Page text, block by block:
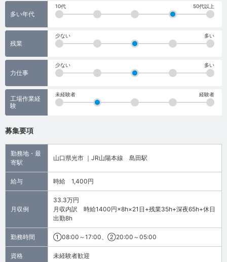
多い年代
10代 50代以上
残業
少ない 多い
力仕事
少ない 多い
工場作業経
験
未経験者 経験者
募集要項
勤務地・最
寄駅
山口県光市 ｜JR山陽本線 島田駅
給与 時給 1,400円
月収例
33.3万円
月収内訳 時給1400円×8h×21日+残業35h+深夜65h+休日
出勤8h
勤務時間 ①08:00～17:00、②20:00～05:00
資格 未経験者歓迎